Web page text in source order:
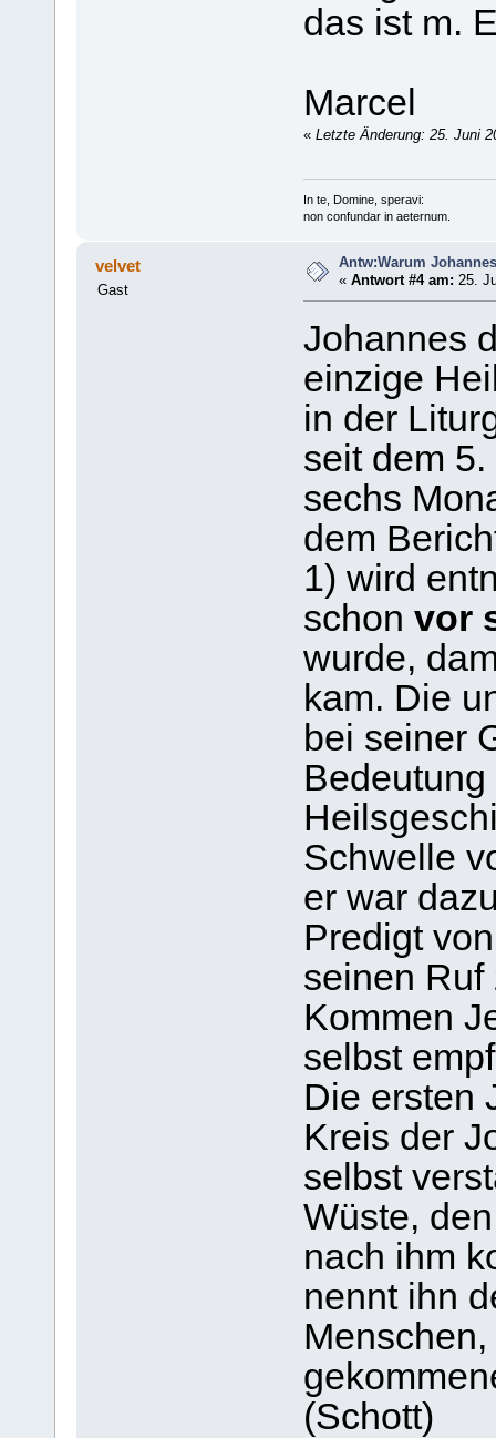
das ist m.
Marcel
« Letzte Änderung: 25. Juni
In te, Domine, speravi:
non confundar in aeternum.
velvet
Gast
Antw:Warum
«Antwort #4 am: 25.
Johannes
einzige
in der
seit dem
sechs
dem
1) wird
schon vor
wurde,
kam. Die
bei seiner
Schwelle
er war
Predigt
seinen Ruf
Kommen
selbst
Die ersten
Kreis der
selbst
Wüste,
nach ihm
nennt ihn
(Schott)